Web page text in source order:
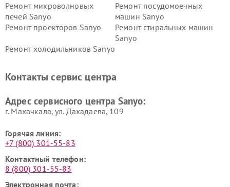
Ремонт микроволновых
печей Sanyo
Ремонт посудомоечных
машин Sanyo
Ремонт проекторов Sanyo
Ремонт стиральных машин
Sanyo
Ремонт холодильников Sanyo
Контакты сервис центра
Адрес сервисного центра Sanyo:
г. Махачкала, ул. Дахадаева, 109
Горячая линия:
+7 (800) 301-55-83
Контактный телефон:
8 (800) 301-55-83
Электронная почта: